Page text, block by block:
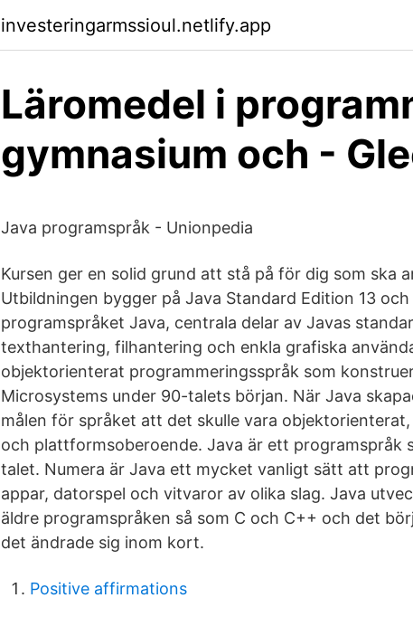
investeringarmssioul.netlify.app
Läromedel i
gymnasium och -
Java programspråk - Unionpedia
Kursen ger en solid grund att stå på för dig som ska
Utbildningen bygger på Java Standard Edition 13
programspråket Java, centrala delar av Javas
texthantering, filhantering och enkla grafiska
objektorienterat programmeringsspråk som
Microsystems under 90-talets början. När Java
målen för språket att det skulle vara
och plattformsoberoende. Java är ett programspråk
talet. Numera är Java ett mycket vanligt sätt att
appar, datorspel och vitvaror av olika slag. Java
äldre programspråken så som C och C++ och det
det ändrade sig inom kort.
Positive affirmations